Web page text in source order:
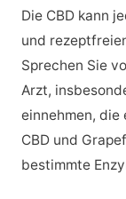
Die CBD kann
und
Sprechen Sie
Arzt,
einnehmen, die
CBD und
bestimmte